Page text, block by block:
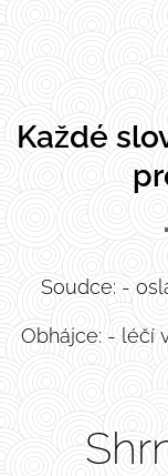
Každé
Soudce: -
Obhájce: - léčí
✨